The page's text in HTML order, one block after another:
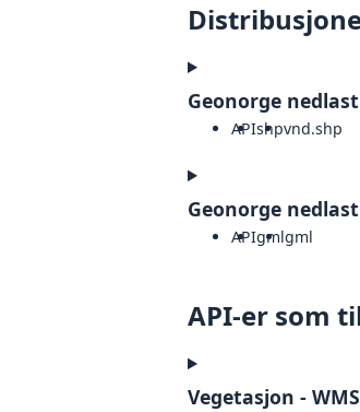
Geonorge
APIshpvnd.shp
Geonorge
APIgmlgml
API-er som
Vegetasjon - WMS